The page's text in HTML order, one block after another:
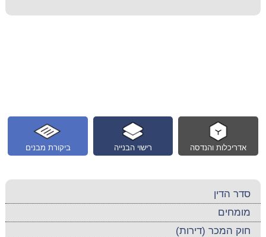
ביקורת מבנים רישוי הבנייה אדריכלות והנדסה
סדר הדין
מומחים
חוק המכר (דירות)